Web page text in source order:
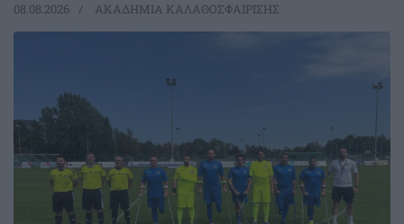
08.08.2026 ΑΚΑΔΗΜΙΑ ΚΑΛΑΘΟΣΦΑΙΡΙΣΗΣ